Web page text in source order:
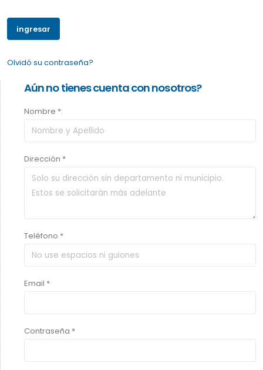
Olvidó su contraseña?
Aún no tienes cuenta con nosotros?
Nombre *:
Dirección *
Teléfono *
Email *
Contraseña *